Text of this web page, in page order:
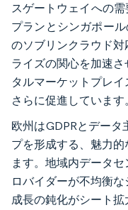
スゲートウェイへの
プランとシンガポー
のソブリンクラウド
ライズの関心を加速
タルマーケットプレ
さらに促進しています
欧州はGDPRとデー
プを形成する、魅力
ます。地域内データ
ロバイダーが不均衡
成長の鈍化がシート